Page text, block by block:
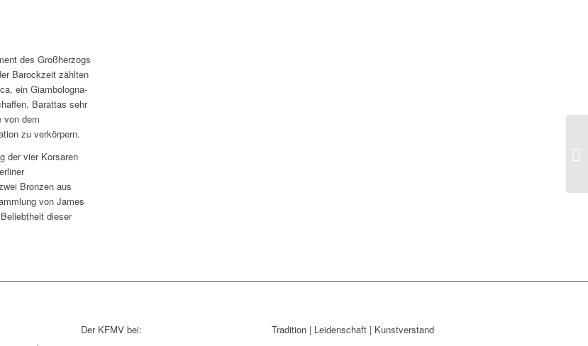
des Großherzogs
Barockzeit zählten
ein Giambologna-
Barattas sehr
von dem
zu verkörpern.
der vier Korsaren
Bronzen aus
von James
dieser
Der KFMV bei: Tradition | Leidenschaft | Kunstverstand